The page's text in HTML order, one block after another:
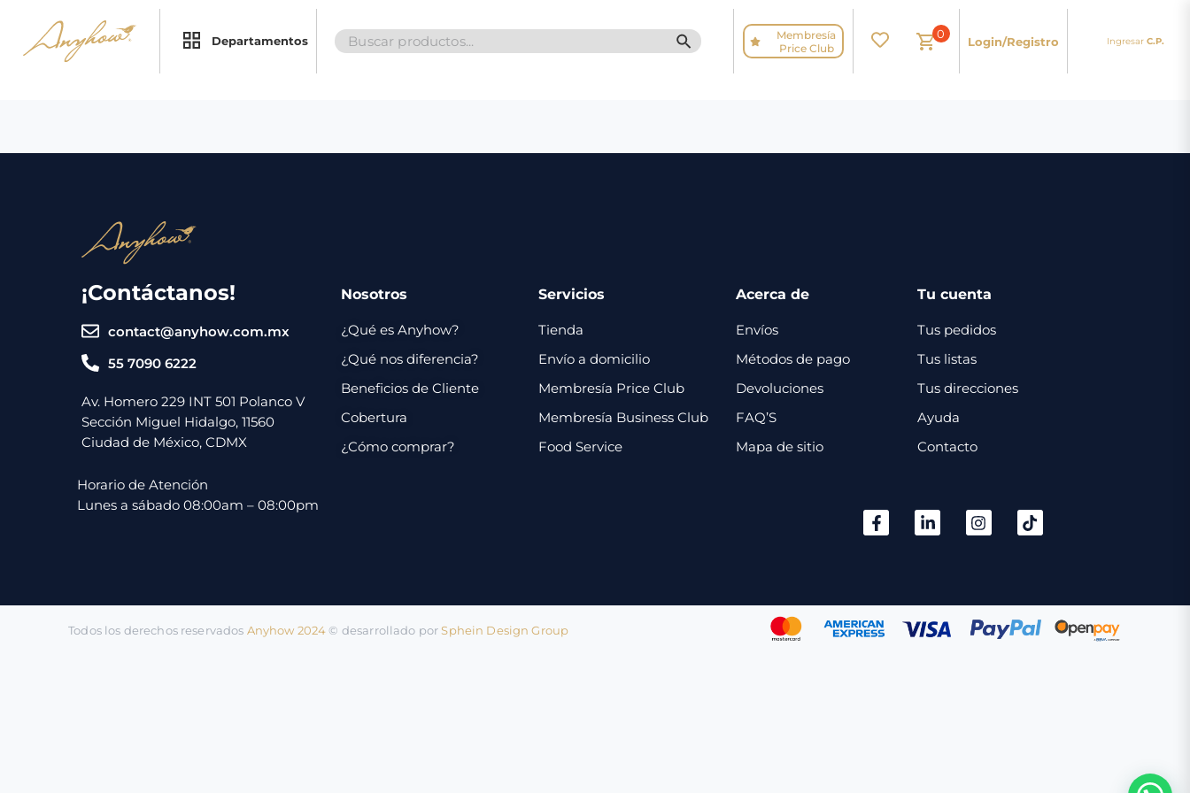
Departamentos
Search
for:
SEARCH BUTTON
Membresía
Price Club
0
Login/Registro Ingresar C.P.
¡Contáctanos!
contact@anyhow.com.mx
55 7090 6222
Av. Homero 229 INT 501 Polanco V
Sección Miguel Hidalgo, 11560
Ciudad de México, CDMX
Nosotros
¿Qué es Anyhow?
¿Qué nos diferencia?
Beneficios de Cliente
Cobertura
¿Cómo comprar?
Servicios
Tienda
Envío a domicilio
Membresía Price Club
Membresía Business Club
Food Service
Acerca de
Envíos
Métodos de pago
Devoluciones
FAQ’S
Mapa de sitio
Tu cuenta
Tus pedidos
Tus listas
Tus direcciones
Ayuda
Contacto
Horario de Atención
Lunes a sábado 08:00am – 08:00pm
Todos los derechos reservados Anyhow 2024©️ desarrollado porSphein Design Group
Promociones
Servicios
Envíos
Métodos
Contacto
Inicio
Regalos
Contacto